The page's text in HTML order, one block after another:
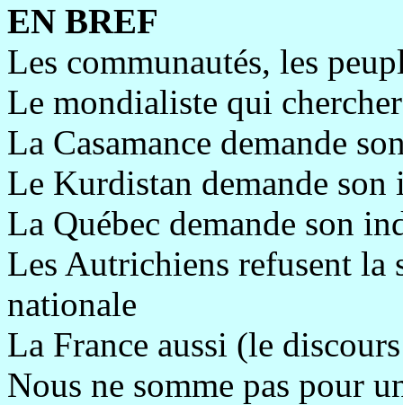
EN BREF
Les communautés, les
Le mondialiste qui
La Casamance demande
Le Kurdistan demande son
La Québec demande son
Les Autrichiens refusent
nationale
La France aussi (le
Nous ne somme pas pour